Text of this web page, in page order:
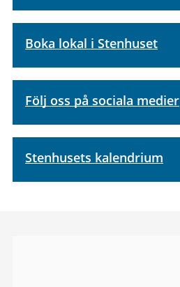
Boka lokal i Stenhuset
Följ oss på sociala medier
Stenhusets kalendrium